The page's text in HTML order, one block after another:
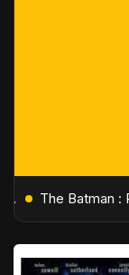
L'Âge de Glace : Le Réveil du Volcan – Manny, Sid et Diego de retour pour une aventure explosive